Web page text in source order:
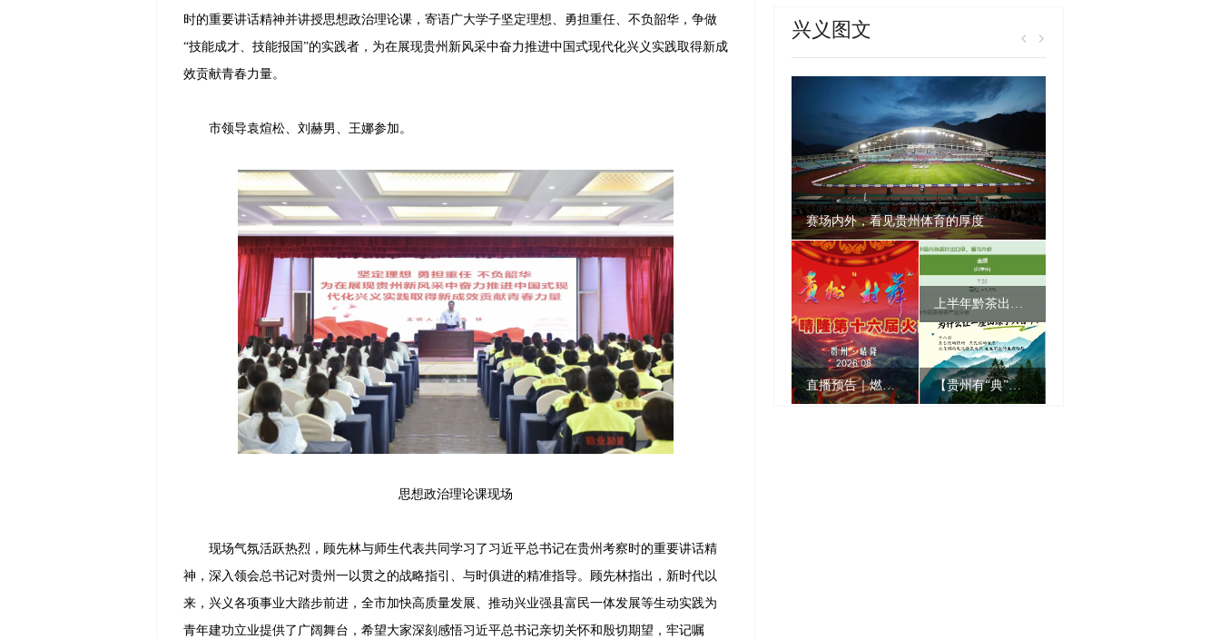
时的重要讲话精神并讲授思想政治理论课，寄语广大学子坚定理想、勇担重任、不负韶华，争做
“技能成才、技能报国”的实践者，为在展现贵州新风采中奋力推进中国式现代化兴义实践取得新成
效贡献青春力量。
市领导袁煊松、刘赫男、王娜参加。
思想政治理论课现场
现场气氛活跃热烈，顾先林与师生代表共同学习了习近平总书记在贵州考察时的重要讲话精
神，深入领会总书记对贵州一以贯之的战略指引、与时俱进的精准指导。顾先林指出，新时代以
来，兴义各项事业大踏步前进，全市加快高质量发展、推动兴业强县富民一体发展等生动实践为
青年建功立业提供了广阔舞台，希望大家深刻感悟习近平总书记亲切关怀和殷切期望，牢记嘱
兴义图文
赛场内外，看见贵州体育的厚度
直播预告｜燃爆仲夏！贵州“村舞”暨2026晴隆火把节狂欢上线！
上半年黔茶出口量额双增 均价跃居全国第二
【贵州有“典”意思】18年才能成材的树，为什么让一座山绿了六百年？